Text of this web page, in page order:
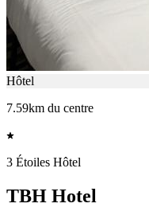
Hôtel
7.59km du centre
3 Étoiles Hôtel
TBH Hotel